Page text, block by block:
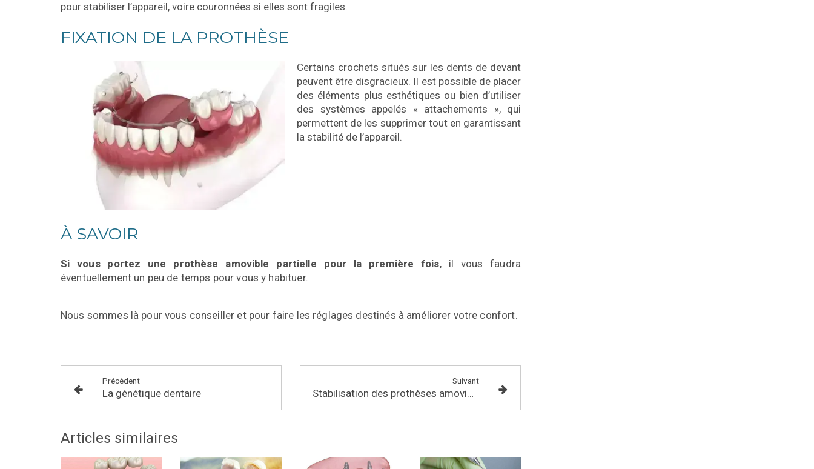
pour stabiliser l’appareil, voire couronnées si elles sont fragiles.
FIXATION DE LA PROTHÈSE
Certains crochets situés sur les dents de devant
peuvent être disgracieux. Il est possible de placer
des éléments plus esthétiques ou bien d’utiliser
des systèmes appelés « attachements », qui
permettent de les supprimer tout en garantissant
la stabilité de l’appareil.
À SAVOIR
Si vous portez une prothèse amovible partielle pour la première fois, il vous faudra
éventuellement un peu de temps pour vous y habituer.
Nous sommes là pour vous conseiller et pour faire les réglages destinés à améliorer votre confort.
Précédent
La génétique dentaire
Suivant
Stabilisation des prothèses amovibles complètes
Articles similaires